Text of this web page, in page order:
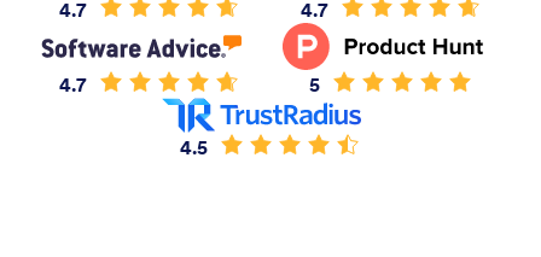
4.7 4.7
4.7 5
4.5